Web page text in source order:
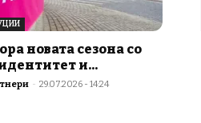
новата сезона со
и...
- 29.07.2026 - 14:24